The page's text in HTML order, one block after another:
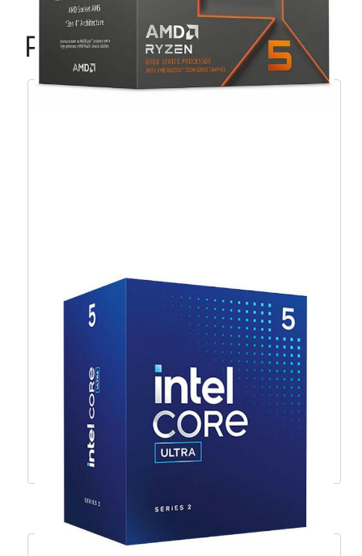
Povezani proizvodi
AMD Ryzen 5 8600G, 6C/12T
3,8GHz/5,0GHz, 22MB, AM5 – 100-
100001237BOX
257,18€ 231,46€
Dodaj u košaricu